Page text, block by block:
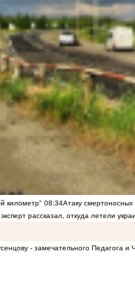
километр" 08:34Атаку
рассказал, откуда летели
- замечательного Педагога и